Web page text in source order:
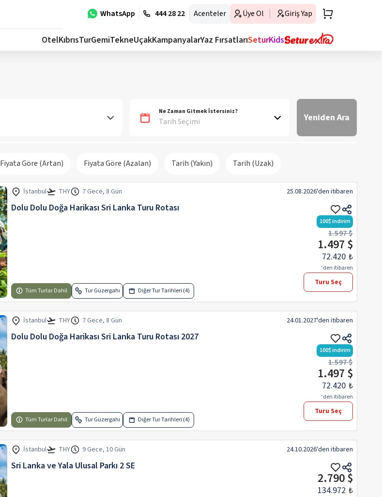
WhatsApp 444 28 22 Acenteler Üye Ol Giriş Yap
OtelKıbrısTurGemiTekneUçakKampanyalarYaz FırsatlarıSeturKids
Ne Zaman Gitmek İstersiniz?
Tarih Seçimi Yeniden Ara
Fiyata Göre (Artan) Fiyata Göre (Azalan) Tarih (Yakın) Tarih (Uzak)
İstanbul THY 7 Gece, 8 Gün 25.08.2026'den itibaren
Dolu Dolu Doğa Harikası Sri Lanka Turu Rotası
Tüm Turlar Dahil Tur Güzergahı Diğer Tur Tarihleri (4)
100$indirim
1.597 $
1.497 $
72.420 ₺
‘den itibaren
Turu Seç
İstanbul THY 7 Gece, 8 Gün 24.01.2027'den itibaren
Dolu Dolu Doğa Harikası Sri Lanka Turu Rotası 2027
Tüm Turlar Dahil Tur Güzergahı Diğer Tur Tarihleri (4)
100$indirim
1.597 $
1.497 $
72.420 ₺
‘den itibaren
Turu Seç
İstanbul THY 9 Gece, 10 Gün 24.10.2026'den itibaren
Sri Lanka ve Yala Ulusal Parkı 2 SE
2.790 $
134.972 ₺